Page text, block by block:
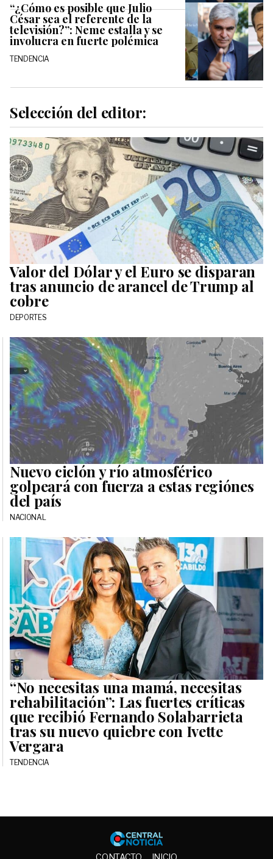
“¿Cómo es posible que Julio
César sea el referente de la
televisión?”: Neme estalla y se
involucra en fuerte polémica
TENDENCIA
Selección del editor:
Valor del Dólar y el Euro se disparan
tras anuncio de arancel de Trump al
cobre
DEPORTES
Nuevo ciclón y río atmosférico
golpeará con fuerza a estas regiónes
del país
NACIONAL
“No necesitas una mamá, necesitas
rehabilitación”: Las fuertes críticas
que recibió Fernando Solabarrieta
tras su nuevo quiebre con Ivette
Vergara
TENDENCIA
Central